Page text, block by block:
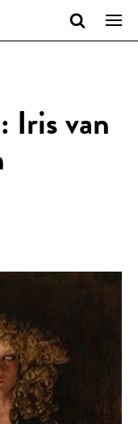
Iris van